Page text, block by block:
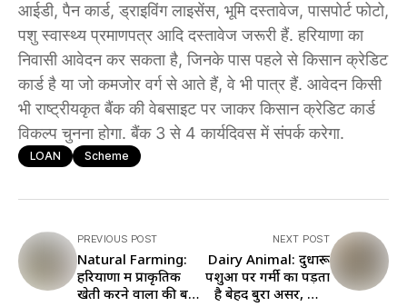
आईडी, पैन कार्ड, ड्राइविंग लाइसेंस, भूमि दस्तावेज, पासपोर्ट फोटो,
पशु स्वास्थ्य प्रमाणपत्र आदि दस्तावेज जरूरी हैं. हरियाणा का
निवासी आवेदन कर सकता है, जिनके पास पहले से किसान क्रेडिट
कार्ड है या जो कमजोर वर्ग से आते हैं, वे भी पात्र हैं. आवेदन किसी
भी राष्ट्रीयकृत बैंक की वेबसाइट पर जाकर किसान क्रेडिट कार्ड
विकल्प चुनना होगा. बैंक 3 से 4 कार्यदिवस में संपर्क करेगा.
LOAN Scheme
PREVIOUS POST
Natural Farming:
हरियाणा में प्राकृतिक
खेती करने वालों की बढ़
NEXT POST
Dairy Animal: दुधारू
पशुओं पर गर्मी का पड़ता
है बेहद बुरा असर, जानें